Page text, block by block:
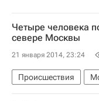
Четыре человека
севере Москвы
21 января 2014, 23:24
Происшествия
Центральный ФО